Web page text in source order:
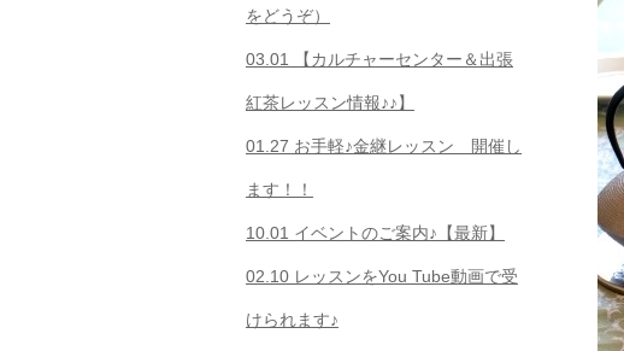
をどうぞ）
03.01 【カルチャーセンター＆出張
紅茶レッスン情報♪♪】
01.27 お手軽♪金継レッスン 開催し
ます！！
10.01 イベントのご案内♪【最新】
02.10 レッスンをYou Tube動画で受
けられます♪